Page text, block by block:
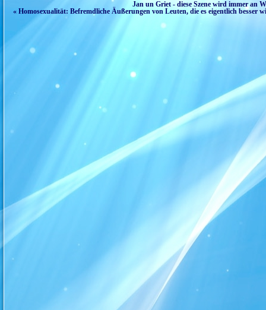
Jan un Griet - diese Szene wird immer an
« Homosexualität: Befremdliche Äußerungen von Leuten, die es eigentlich besser